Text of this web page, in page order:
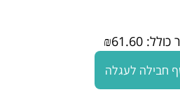
כולל: ₪61.60
חבילה לעגלה